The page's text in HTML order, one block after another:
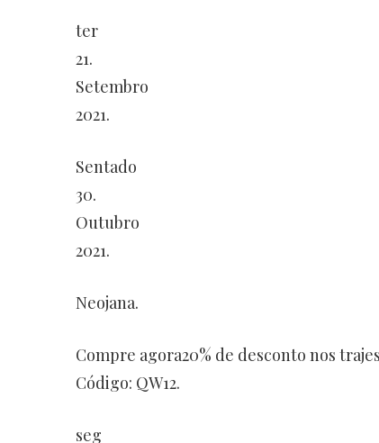
ter
21.
Setembro
2021.
Sentado
30.
Outubro
2021.
Neojana.
Compre agora20% de desconto nos
Código: QW12.
seg